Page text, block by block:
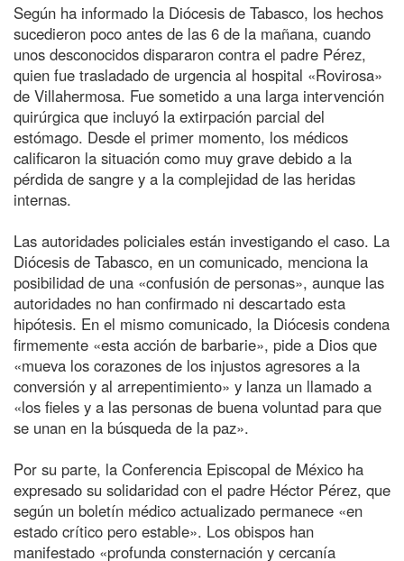
Según ha informado la Diócesis de Tabasco, los hechos
sucedieron poco antes de las 6 de la mañana, cuando
unos desconocidos dispararon contra el padre Pérez,
quien fue trasladado de urgencia al hospital «Rovirosa»
de Villahermosa. Fue sometido a una larga intervención
quirúrgica que incluyó la extirpación parcial del
estómago. Desde el primer momento, los médicos
calificaron la situación como muy grave debido a la
pérdida de sangre y a la complejidad de las heridas
internas.
Las autoridades policiales están investigando el caso. La
Diócesis de Tabasco, en un comunicado, menciona la
posibilidad de una «confusión de personas», aunque las
autoridades no han confirmado ni descartado esta
hipótesis. En el mismo comunicado, la Diócesis condena
firmemente «esta acción de barbarie», pide a Dios que
«mueva los corazones de los injustos agresores a la
conversión y al arrepentimiento» y lanza un llamado a
«los fieles y a las personas de buena voluntad para que
se unan en la búsqueda de la paz».
Por su parte, la Conferencia Episcopal de México ha
expresado su solidaridad con el padre Héctor Pérez, que
según un boletín médico actualizado permanece «en
estado crítico pero estable». Los obispos han
manifestado «profunda consternación y cercanía